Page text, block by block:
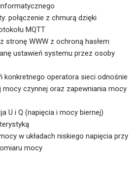
: połączenie z chmurą dzięki
MQTT
stronę WWW z ochroną hasłem
ustawień systemu przez osoby
konkretnego operatora sieci odnośnie
mocy czynnej oraz zapewniania mocy
U i Q (napięcia i mocy biernej)
w układach niskiego napięcia przy
mocy